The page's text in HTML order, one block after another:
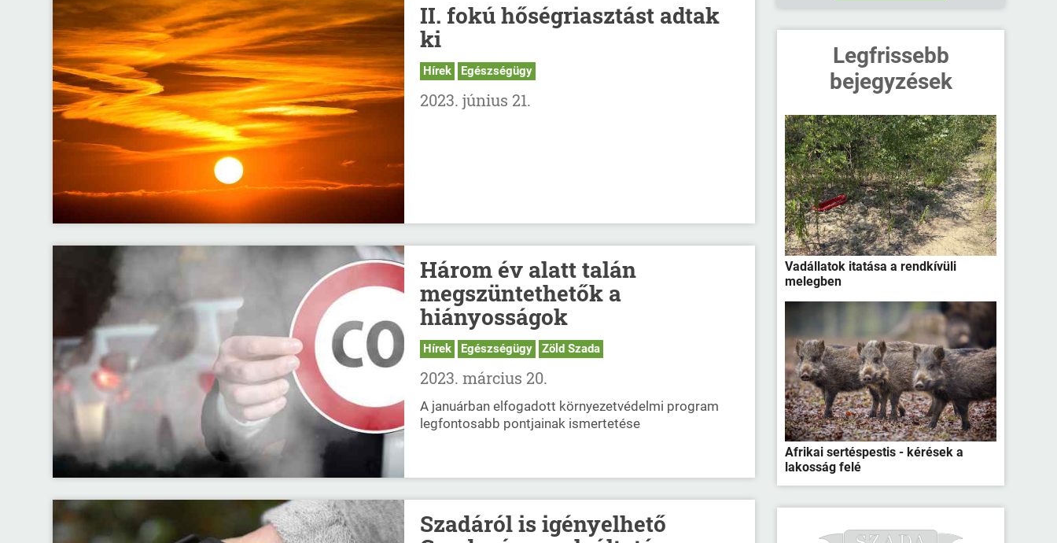
II. fokú hőségriasztást adtak
ki
Hírek Egészségügy
2023. június 21.
Három év alatt talán
megszüntethetők a
hiányosságok
Hírek Egészségügy Zöld Szada
2023. március 20.
A januárban elfogadott környezetvédelmi program
legfontosabb pontjainak ismertetése
Szadáról is igényelhető
Legfrissebb
bejegyzések
Vadállatok itatása a rendkívüli
melegben
Afrikai sertéspestis - kérések a
lakosság felé